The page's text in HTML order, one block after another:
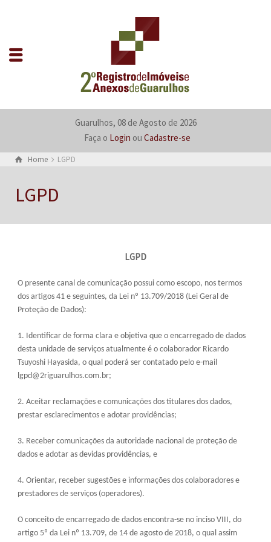
Guarulhos, 08 de Agosto de 2026
Faça o Login ou Cadastre-se
Home LGPD
LGPD
LGPD
O presente canal de comunicação possui como escopo, nos termos
dos artigos 41 e seguintes, da Lei nº 13.709/2018 (Lei Geral de
Proteção de Dados):
1. Identificar de forma clara e objetiva que o encarregado de dados
desta unidade de serviços atualmente é o colaborador Ricardo
Tsuyoshi Hayasida, o qual poderá ser contatado pelo e-mail
lgpd@2riguarulhos.com.br;
2. Aceitar reclamações e comunicações dos titulares dos dados,
prestar esclarecimentos e adotar providências;
3. Receber comunicações da autoridade nacional de proteção de
dados e adotar as devidas providências, e
4. Orientar, receber sugestões e informações dos colaboradores e
prestadores de serviços (operadores).
O conceito de encarregado de dados encontra-se no inciso VIII, do
artigo 5º da Lei nº 13.709, de 14 de agosto de 2018, o qual assim